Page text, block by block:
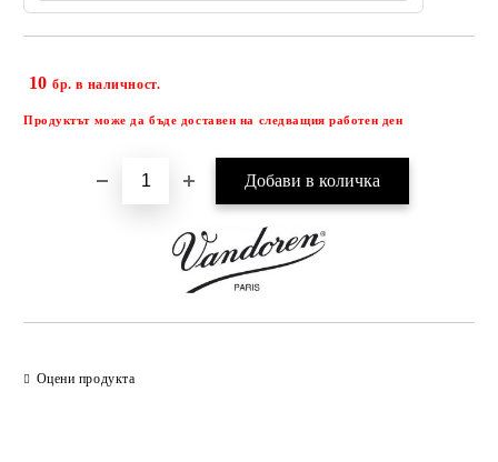
10 бр. в наличност.
Продуктът може да бъде доставен на следващия работен ден
Оцени продукта